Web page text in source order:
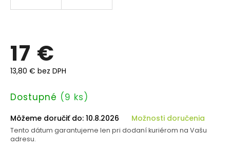
17 €
13,80 € bez DPH
Jednotková
Dostupné (9 ks)
Môžeme doručiť do: 10.8.2026 Možnosti doručenia
Tento dátum garantujeme len pri dodaní kuriérom na Vašu
adresu.